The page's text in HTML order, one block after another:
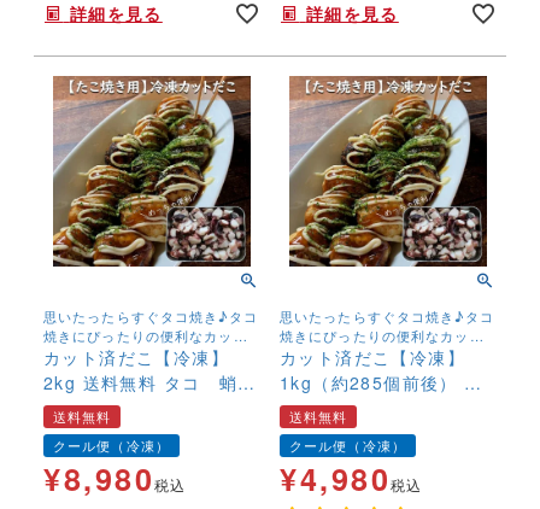
便利！タコ焼きにぴったりの大
しが出ます♪
詳細を見る
便利！タコ焼きにぴったりの大
しが出ます♪
詳細を見る
思いたったらすぐタコ焼き♪タコ
焼きにぴったりの便利なカット
済のタコです。
カット済だこ【冷凍】
2kg 送料無料 タコ 蛸
シマダコ たこ タコ焼
き用 加熱用 便利 ア
ヒージョ パスタ
送料無料
クール便（冷凍）
¥8,980税込
思いたったらすぐタコ焼き♪タコ
焼きにぴったりの便利なカット
済のタコです。
カット済だこ【冷凍】
1kg（約285個前後） 送
料無料 タコ 蛸 シマダ
コ たこ タコ焼き用
加熱用 便利 アヒージ
ョ パスタ
送料無料
クール便（冷凍）
¥4,980税込